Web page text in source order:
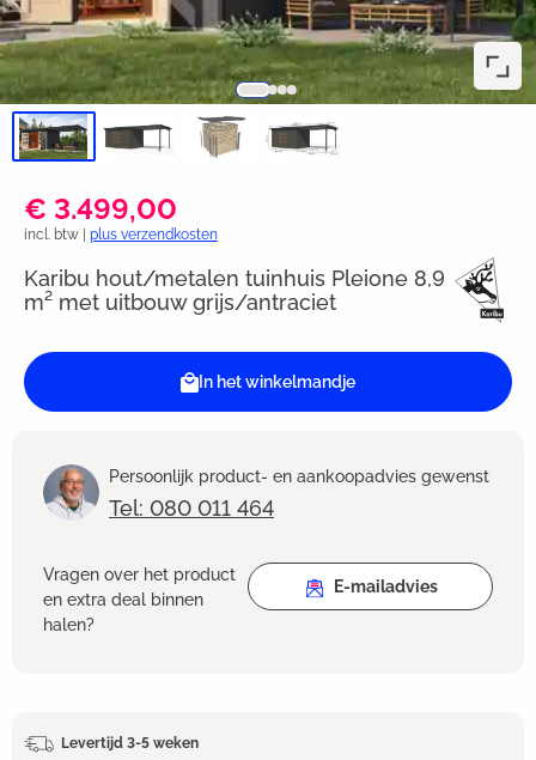
€ 3.499,00
incl. btw | plus verzendkosten
Karibu hout/metalen tuinhuis Pleione 8,9
m² met uitbouw grijs/antraciet
In het winkelmandje
Persoonlijk product- en aankoopadvies gewenst
Tel: 080 011 464
Vragen over het product
en extra deal binnen
halen?
E-mailadvies
Levertijd 3-5 weken